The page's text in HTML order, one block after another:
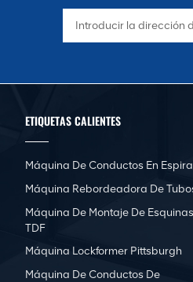
ETIQUETAS CALIENTES
Máquina De Conductos En
Máquina Rebordeadora De
Máquina De Montaje De Esquinas
TDF
Máquina Lockformer Pittsburgh
Máquina De Conductos De